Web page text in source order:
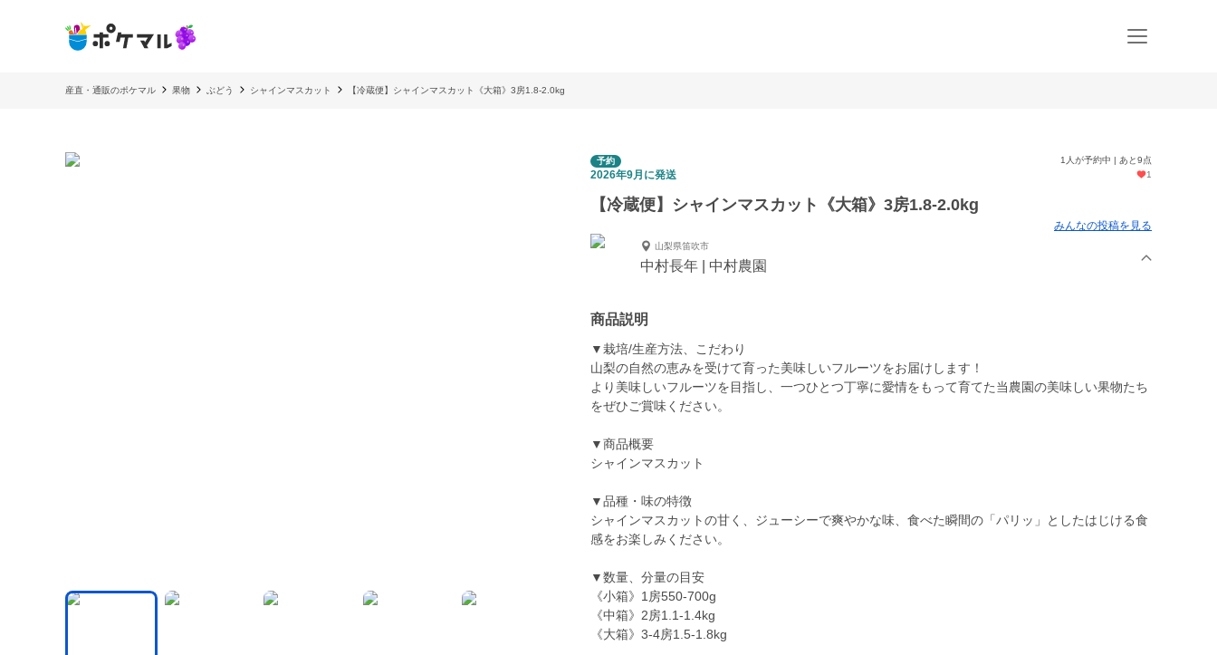
産直・通販のポケマル 果物 ぶどう シャインマスカット 【冷蔵便】シャインマスカット《大箱》3房1.8-2.0kg
予約 1人が予約中 | あと9点
2026年9月に発送 1
【冷蔵便】シャインマスカット《大箱》3房1.8-2.0kg
みんなの投稿を見る
山梨県笛吹市
中村長年 | 中村農園
商品説明
▼栽培/生産方法、こだわり
山梨の自然の恵みを受けて育った美味しいフルーツをお届けします！
より美味しいフルーツを目指し、一つひとつ丁寧に愛情をもって育てた当農園の美味しい果物たち
をぜひご賞味ください。
▼商品概要
シャインマスカット
▼品種・味の特徴
シャインマスカットの甘く、ジューシーで爽やかな味、食べた瞬間の「パリッ」としたはじける食
感をお楽しみください。
▼数量、分量の目安
《小箱》1房550-700g
《中箱》2房1.1-1.4kg
《大箱》3-4房1.5-1.8kg